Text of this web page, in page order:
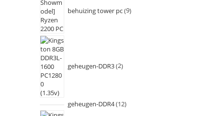
behuizing tower pc 9
geheugen-DDR3 2
geheugen-DDR4 12